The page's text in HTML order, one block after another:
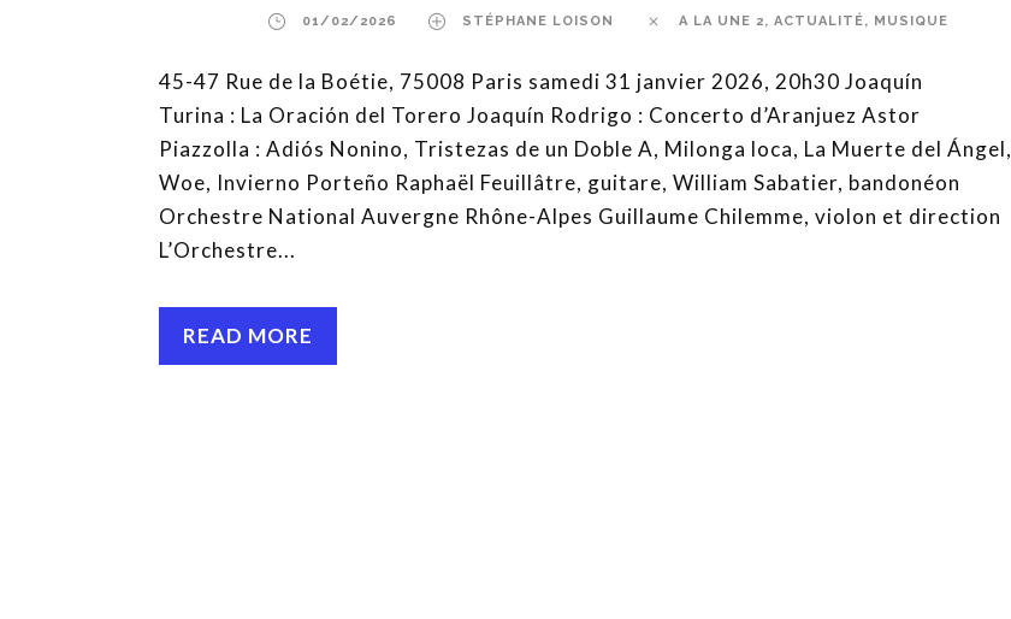
01/02/2026 STÉPHANE LOISON A LA UNE 2, ACTUALITÉ, MUSIQUE
45-47 Rue de la Boétie, 75008 Paris samedi 31 janvier 2026, 20h30 Joaquín
Turina : La Oración del Torero Joaquín Rodrigo : Concerto d’Aranjuez Astor
Piazzolla : Adiós Nonino, Tristezas de un Doble A, Milonga loca, La Muerte del Ángel,
Woe, Invierno Porteño Raphaël Feuillâtre, guitare, William Sabatier, bandonéon
Orchestre National Auvergne Rhône-Alpes Guillaume Chilemme, violon et direction
L’Orchestre...
READ MORE